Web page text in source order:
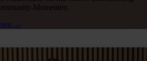
Momenten.
→